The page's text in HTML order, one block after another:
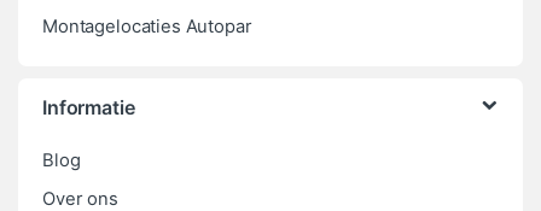
Montagelocaties Autopar
Informatie
Blog
Over ons